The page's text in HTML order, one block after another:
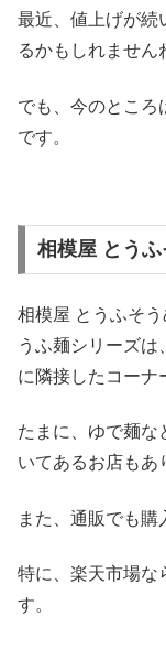
最近、値上げが続
るかもしれません
でも、今のところ
です。
相模屋 とう
相模屋 とうふそ
うふ麺シリーズ
に隣接したコーナ
たまに、ゆで麺な
いてあるお店もあ
また、通販でも購
特に、楽天市場な
す。